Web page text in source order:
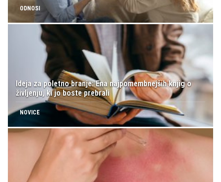
ODNOSI
Ideja za poletno branje: Ena najpomembnejših knjig o
življenju, ki jo boste prebrali
NOVICE